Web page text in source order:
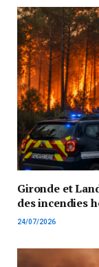
Gironde et
des incendies
24/07/2026